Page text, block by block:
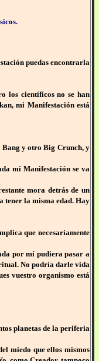
puedas encontrarla
los científicos no se han
mi Manifestación está
Bang y otro Big Crunch, y
mi Manifestación se va
mora detrás de un
tener la misma edad. Hay
que necesariamente
por mí pudiera pasar a
No podría darle vida
vuestro organismo está
planetas de la periferia
miedo que ellos mismos